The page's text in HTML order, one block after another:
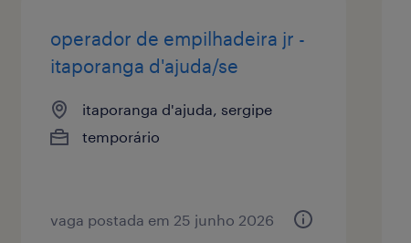
operador de empilhadeira jr -
itaporanga d'ajuda/se
itaporanga d'ajuda, sergipe
temporário
vaga postada em 25 junho 2026